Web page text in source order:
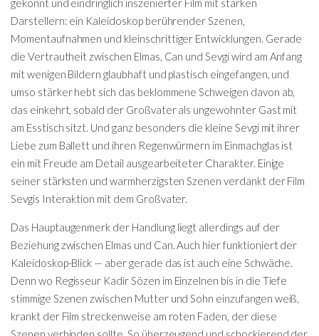
Darstellern: ein Kaleidoskop berührender Szenen,
Momentaufnahmen und kleinschrittiger Entwicklungen. Gerade
die Vertrautheit zwischen Elmas, Can und Sevgi wird am Anfang
mit wenigen Bildern glaubhaft und plastisch eingefangen, und
umso stärker hebt sich das beklommene Schweigen davon ab,
das einkehrt, sobald der Großvater als ungewohnter Gast mit
am Esstisch sitzt. Und ganz besonders die kleine Sevgi mit ihrer
Liebe zum Ballett und ihren Regenwürmern im Einmachglas ist
ein mit Freude am Detail ausgearbeiteter Charakter. Einige
seiner stärksten und warmherzigsten Szenen verdankt der Film
Sevgis Interaktion mit dem Großvater.
Das Hauptaugenmerk der Handlung liegt allerdings auf der
Beziehung zwischen Elmas und Can. Auch hier funktioniert der
Kaleidoskop-Blick — aber gerade das ist auch eine Schwäche.
Denn wo Regisseur Kadir Sözen im Einzelnen bis in die Tiefe
stimmige Szenen zwischen Mutter und Sohn einzufangen weiß,
krankt der Film streckenweise am roten Faden, der diese